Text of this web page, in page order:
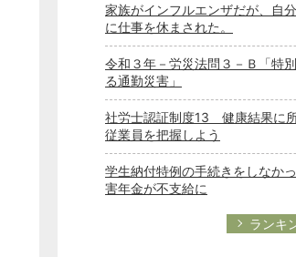
家族がインフルエンザだが、自
に仕事を休まされた。
令和３年－労災法問３－Ｂ「特
る通勤災害」
社労士認証制度13 健康結果に
従業員を把握しよう
学生納付特例の手続きをしなか
害年金が不支給に
ランキ